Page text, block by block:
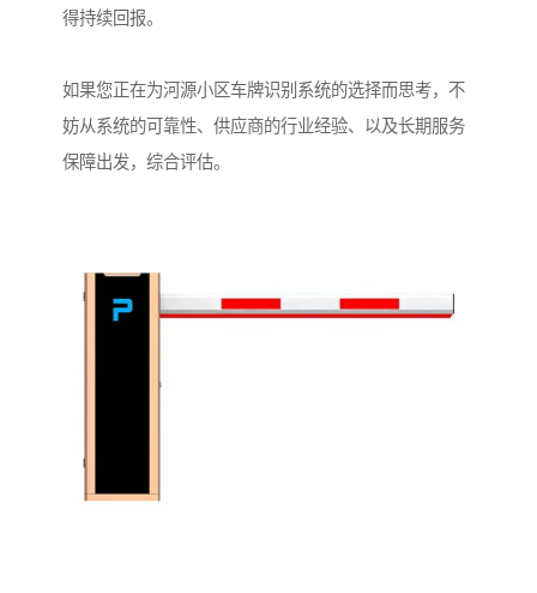
得持续回报。
如果您正在为河源小区车牌识别系统的选择而思考，不
妨从系统的可靠性、供应商的行业经验、以及长期服务
保障出发，综合评估。